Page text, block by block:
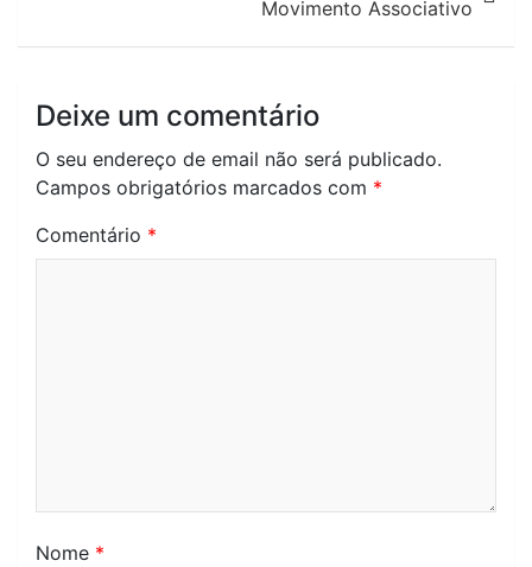
Movimento Associativo
Deixe um comentário
O seu endereço de email não será publicado.
Campos obrigatórios marcados com *
Comentário *
Nome *